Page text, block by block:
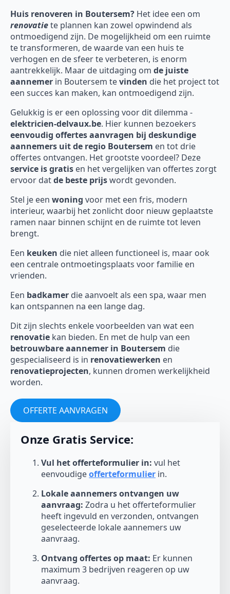
Huis renoveren in Boutersem? Het idee een om
renovatiete plannen kan zowel opwindend als
ontmoedigend zijn. De mogelijkheid om een ruimte
te transformeren, de waarde van een huis te
verhogen en de sfeer te verbeteren, is enorm
aantrekkelijk. Maar de uitdaging om de juiste
aannemer in Boutersem tevinden die het project tot
een succes kan maken, kan ontmoedigend zijn.
Gelukkig is er een oplossing voor dit dilemma -
elektricien-delvaux.be. Hier kunnen bezoekers
eenvoudig offertes aanvragen bij deskundige
aannemers uit de regio Boutersem en tot drie
offertes ontvangen. Het grootste voordeel? Deze
service is gratis en het vergelijken van offertes zorgt
ervoor datde beste prijswordt gevonden.
Stel je een woning voor met een fris, modern
interieur, waarbij het zonlicht door nieuw geplaatste
ramen naar binnen schijnt en de ruimte tot leven
brengt.
Een keuken die niet alleen functioneel is, maar ook
een centrale ontmoetingsplaats voor familie en
vrienden.
Een badkamer die aanvoelt als een spa, waar men
kan ontspannen na een lange dag.
Dit zijn slechts enkele voorbeelden van wat een
renovatie kan bieden. En met de hulp van een
betrouwbare aannemer in Boutersem die
gespecialiseerd is in renovatiewerken en
renovatieprojecten, kunnen dromen werkelijkheid
worden.
OFFERTE AANVRAGEN
Onze Gratis Service:
Vul het offerteformulier in: vul het
eenvoudigeofferteformulier in.
Lokale aannemers ontvangen uw
aanvraag: Zodra u het offerteformulier
heeft ingevuld en verzonden, ontvangen
geselecteerde lokale aannemers uw
aanvraag.
Ontvang offertes op maat: Er kunnen
maximum 3 bedrijven reageren op uw
aanvraag.